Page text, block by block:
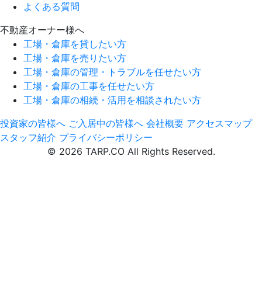
よくある質問
不動産オーナー様へ
工場・倉庫を貸したい方
工場・倉庫を売りたい方
工場・倉庫の管理・トラブルを任せたい方
工場・倉庫の工事を任せたい方
工場・倉庫の相続・活用を相談されたい方
投資家の皆様へ ご入居中の皆様へ 会社概要 アクセスマップ
スタッフ紹介 プライバシーポリシー
© 2026 TARP.CO All Rights Reserved.